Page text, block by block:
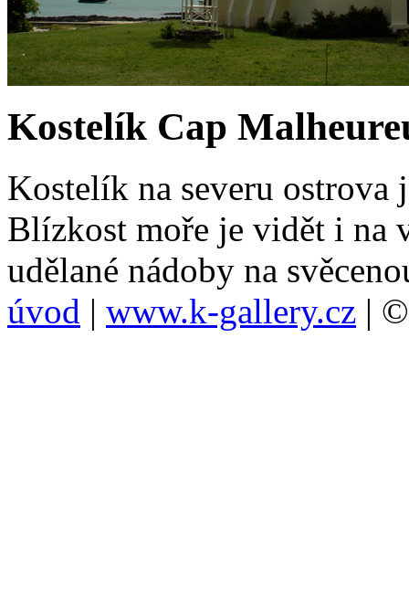
Kostelík Cap
Kostelík na severu ostrova
Blízkost moře je vidět i na
udělané nádoby na
úvod | www.k-gallery.cz |